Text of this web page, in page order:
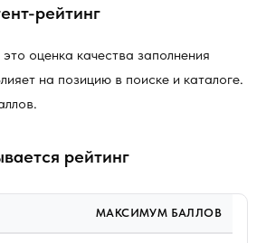
рейтинг
оценка качества заполнения
на позицию в поиске и каталоге.
рейтинг
МАКСИМУМ БАЛЛОВ